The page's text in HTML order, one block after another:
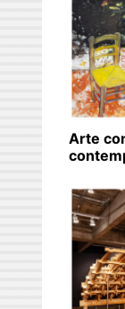
Arte